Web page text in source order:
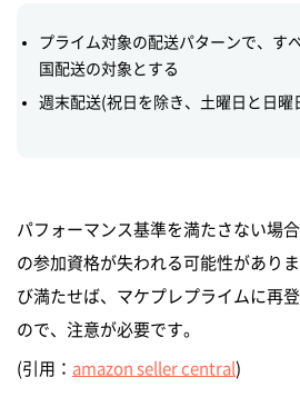
プライム対象の配送パターンで、す
国配送の対象とする
週末配送(祝日を除き、土曜日と日曜
パフォーマンス基準を満たさない場
の参加資格が失われる可能性があり
び満たせば、マケプレプライムに再
ので、注意が必要です。
(引用： amazon seller central )